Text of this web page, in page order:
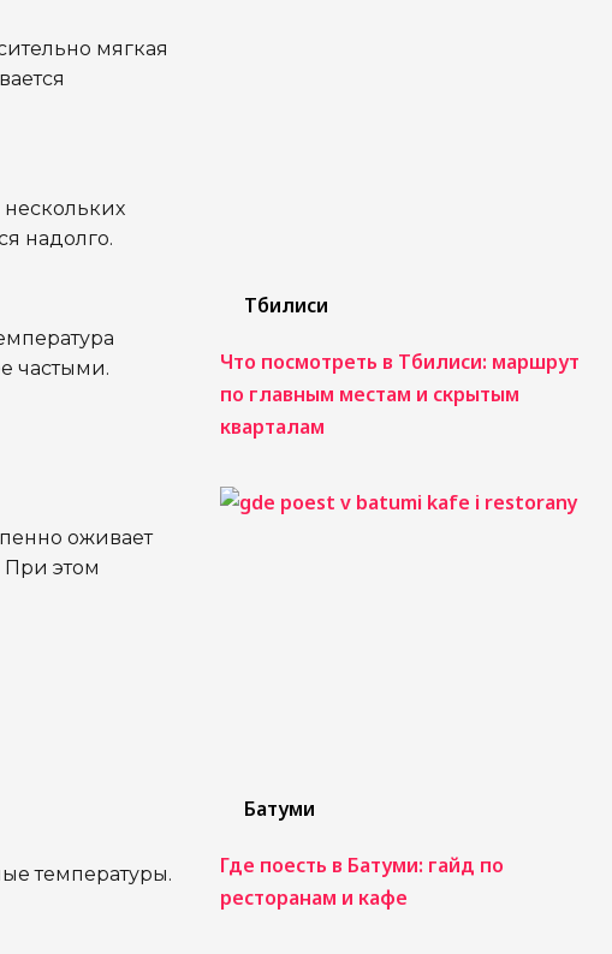
мягкая
надолго.
частыми.
оживает
При этом
температуры.
Тбилиси
Что посмотреть в Тбилиси: маршрут
по главным местам и скрытым
кварталам
Батуми
Где поесть в Батуми: гайд по
ресторанам и кафе